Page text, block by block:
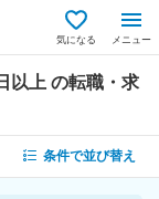
気になる メニュー
以上 の転職・求
条件で並び替え